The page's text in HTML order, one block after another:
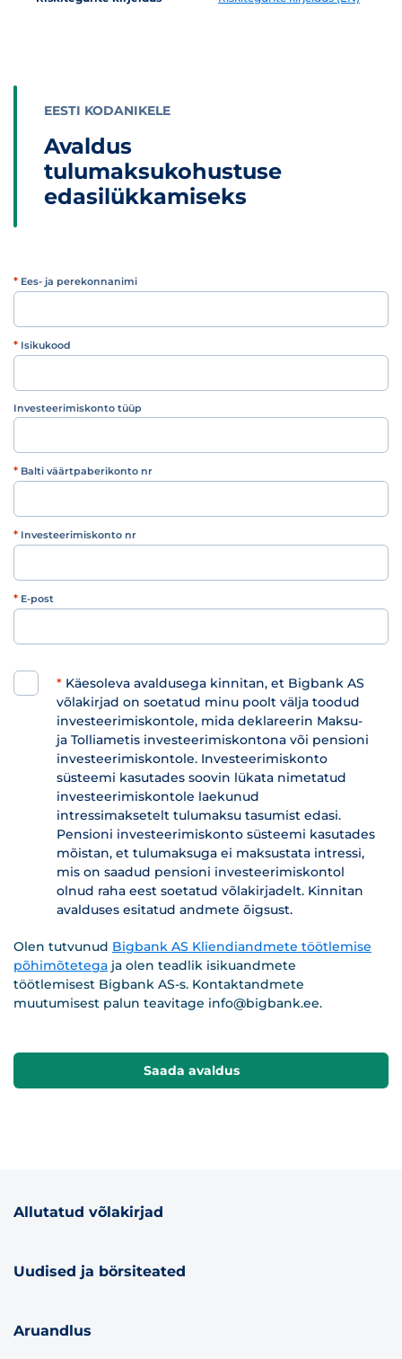
EESTI KODANIKELE
Avaldus
tulumaksukohustuse
edasilükkamiseks
* Ees- ja perekonnanimi
* Isikukood
Investeerimiskonto tüüp
* Balti väärtpaberikonto nr
* Investeerimiskonto nr
* E-post
* Käesoleva avaldusega kinnitan, et Bigbank AS
võlakirjad on soetatud minu poolt välja toodud
investeerimiskontole, mida deklareerin Maksu-
ja Tolliametis investeerimiskontona või pensioni
investeerimiskontole. Investeerimiskonto
süsteemi kasutades soovin lükata nimetatud
investeerimiskontole laekunud
intressimaksetelt tulumaksu tasumist edasi.
Pensioni investeerimiskonto süsteemi kasutades
mõistan, et tulumaksuga ei maksustata intressi,
mis on saadud pensioni investeerimiskontol
olnud raha eest soetatud võlakirjadelt. Kinnitan
avalduses esitatud andmete õigsust.
Olen tutvunud Bigbank AS Kliendiandmete töötlemise
põhimõtetega ja olen teadlik isikuandmete
töötlemisest Bigbank AS-s. Kontaktandmete
muutumisest palun teavitage info@bigbank.ee.
Saada avaldus
Allutatud võlakirjad
Uudised ja börsiteated
Aruandlus